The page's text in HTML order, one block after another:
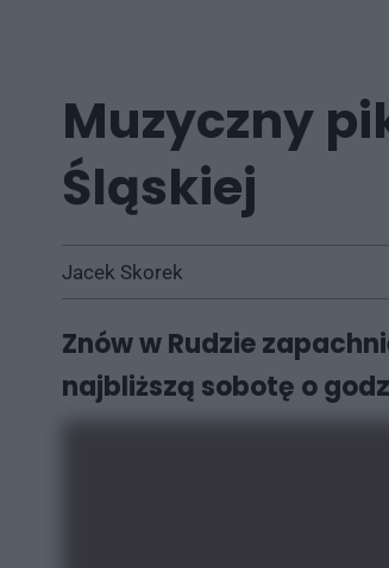
Muzyczny
Śląskiej
Jacek Skorek
Znów w Rudzie
najbliższą sobotę o